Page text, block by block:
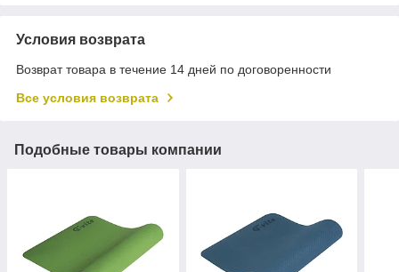
Условия возврата
Возврат товара в течение 14 дней по договоренности
Все условия возврата
Подобные товары компании